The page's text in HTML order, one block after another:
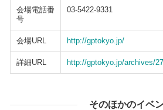
会場電話番
号
03-5422-9331
会場URL http://gptokyo.jp/
詳細URL http://gptokyo.jp/archives/
そのほかのイベ